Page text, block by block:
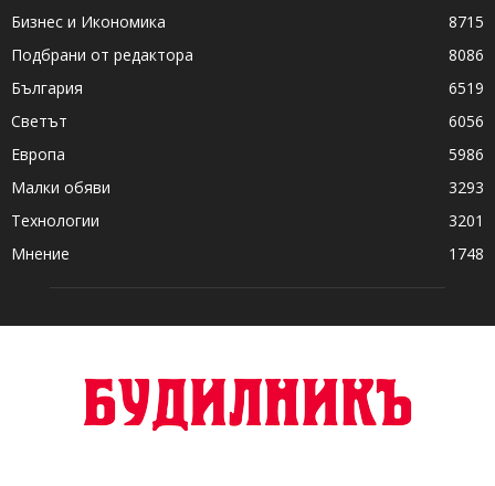
Бизнес и Икономика
8715
Подбрани от редактора
8086
България
6519
Светът
6056
Европа
5986
Малки обяви
3293
Технологии
3201
Мнение
1748